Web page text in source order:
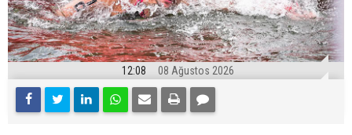
12:08 08 Ağustos 2026